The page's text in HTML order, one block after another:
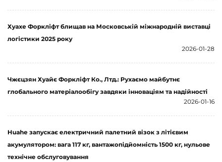
Хуахе Форкліфт блищав на Московській міжнародній виставці
логістики 2025 року
2026-01-28
Чжєцзян Хуайє Форкліфт Ко., Лтд.: Рухаємо майбутнє
глобального матеріалообігу завдяки інноваціям та надійності
2026-01-16
Huahe запускає електричний палетний візок з літієвим
акумулятором: вага 117 кг, вантажопідйомність 1500 кг, нульове
технічне обслуговування